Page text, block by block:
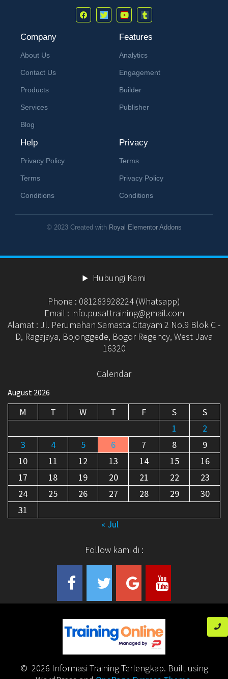
Company
About Us
Contact Us
Products
Services
Blog
Features
Analytics
Engagement
Builder
Publisher
Help
Privacy Policy
Terms
Conditions
Privacy
Terms
Privacy Policy
Conditions
© 2023 Created with Royal Elementor Addons
Hubungi Kami
Phone : 081283928224 (Whatsapp)
Email : info.pusattraining@gmail.com
Alamat : Jl. Perumahan Samasta Citayam 2 No.9 Blok C -
D, Ragajaya, Bojonggede, Bogor Regency, West Java
16320
Calendar
August 2026
M T W T F S
S
1
2
3
4 5 6 7 8
9
10
11 12 13 14 15
16
17
18 19 20 21 22
23
24
25 26 27 28 29
30
31
« Jul
Follow kami di :
© 2026 Informasi Training Terlengkap. Built using